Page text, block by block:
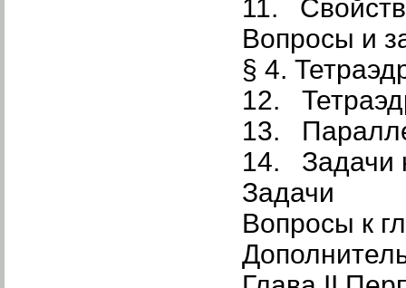
11.
Вопросы и
§ 4.
12.
13.
14. Задачи
Задачи
Вопросы к